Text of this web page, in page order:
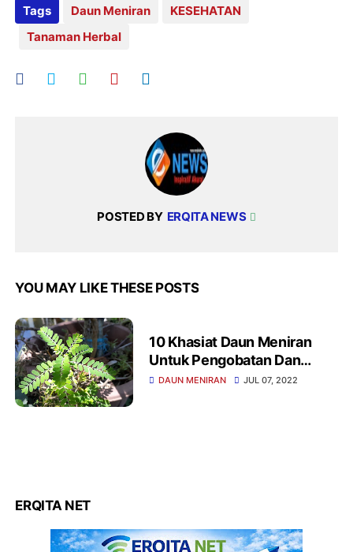
Tags Daun Meniran
KESEHATAN
Tanaman Herbal
POSTED BY ERQITA NEWS
YOU MAY LIKE THESE POSTS
10 Khasiat Daun Meniran
Untuk Pengobatan Dan
Kesehatan
DAUN MENIRAN JUL 07, 2022
ERQITA NET